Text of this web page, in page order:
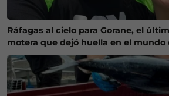
Ráfagas al cielo para Gorane, el
motera que dejó huella en el mundo